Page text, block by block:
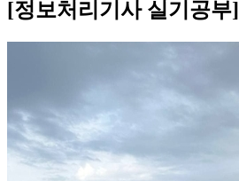
[정보처리기사 실기공부]